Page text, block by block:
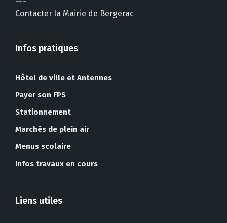
Contacter la Mairie de Bergerac
Infos pratiques
Hôtel de ville et Antennes
Payer son FPS
Stationnement
Marchés de plein air
Menus scolaire
Infos travaux en cours
Liens utiles